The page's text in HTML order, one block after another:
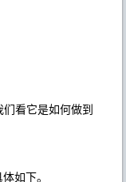
看它是如何做到
如下。